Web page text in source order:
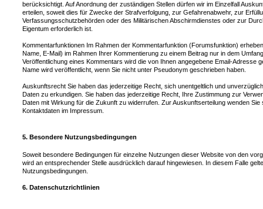
berücksichtigt. Auf Anordnung der zuständigen Stellen dürfen wir im Einzelfall
erteilen, soweit dies für Zwecke der Strafverfolgung, zur Gefahrenabwehr, zur
Verfassungsschutzbehörden oder des Militärischen Abschirmdienstes oder zur
Eigentum erforderlich ist.
Kommentarfunktionen Im Rahmen der Kommentarfunktion (Forumsfunktion)
Name, E-Mail) im Rahmen Ihrer Kommentierung zu einem Beitrag nur in dem
Veröffentlichung eines Kommentars wird die von Ihnen angegebene Email-Adresse
Name wird veröffentlicht, wenn Sie nicht unter Pseudonym geschrieben haben.
Auskunftsrecht Sie haben das jederzeitige Recht, sich unentgeltlich und
Daten zu erkundigen. Sie haben das jederzeitige Recht, Ihre Zustimmung zur
Daten mit Wirkung für die Zukunft zu widerrufen. Zur Auskunftserteilung wenden Sie
Kontaktdaten im Impressum.
5. Besondere Nutzungsbedingungen
Soweit besondere Bedingungen für einzelne Nutzungen dieser Website von den
wird an entsprechender Stelle ausdrücklich darauf hingewiesen. In diesem Falle
Nutzungsbedingungen.
6. Datenschutzrichtlinien